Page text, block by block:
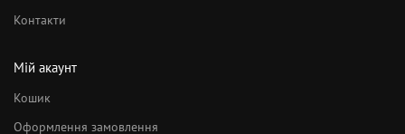
Контакти
Мій акаунт
Кошик
Оформлення замовлення